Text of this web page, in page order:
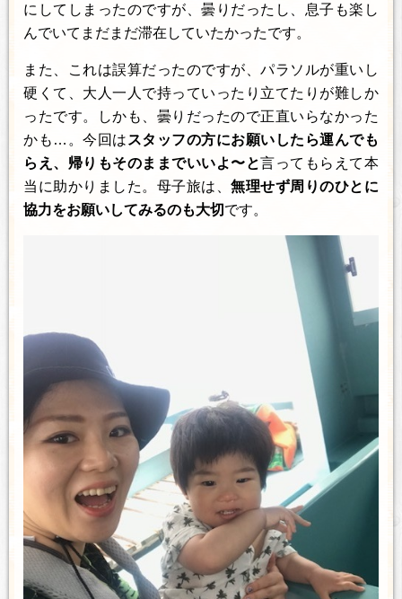
にしてしまったのですが、曇りだったし、息子も楽し
んでいてまだまだ滞在していたかったです。
また、これは誤算だったのですが、パラソルが重いし
硬くて、大人一人で持っていったり立てたりが難しか
ったです。しかも、曇りだったので正直いらなかった
かも…。今回は スタッフの方にお願いしたら運んでも
らえ、帰りもそのままでいいよ〜と言ってもらえて本
当に助かりました。母子旅は、無理せず周りのひとに
協力をお願いしてみるのも大切です。